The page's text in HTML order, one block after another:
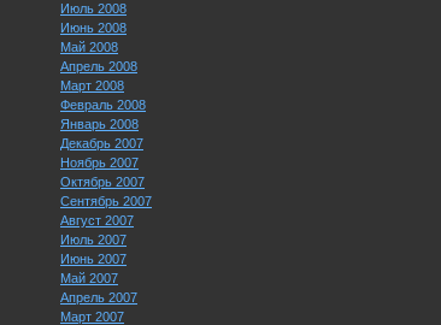
Июль 2008
Июнь 2008
Май 2008
Апрель 2008
Март 2008
Февраль 2008
Январь 2008
Декабрь 2007
Ноябрь 2007
Октябрь 2007
Сентябрь 2007
Август 2007
Июль 2007
Июнь 2007
Май 2007
Апрель 2007
Март 2007